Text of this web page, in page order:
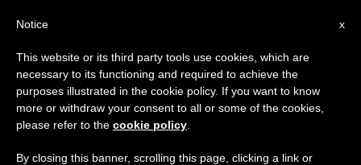
Il mistero pasquale: fonte e
culmine della Fede
x
Notice
This website or its third party tools use cookies, which are
necessary to its functioning and required to achieve the
purposes illustrated in the cookie policy. If you want to know
more or withdraw your consent to all or some of the cookies,
please refer to the cookie policy
By closing this banner, scrolling this page, clicking a link or